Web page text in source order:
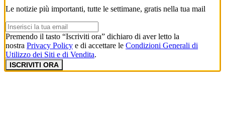
Le notizie più importanti, tutte le settimane, gratis nella tua mail
Premendo il tasto “Iscriviti ora” dichiaro di aver letto la
nostra Privacy Policy e di accettare le Condizioni Generali di
Utilizzo dei Siti e di Vendita.
ISCRIVITI ORA